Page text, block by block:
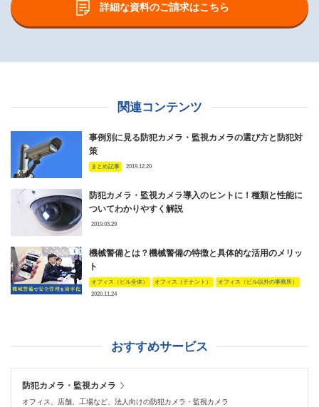
詳細な資料のご請求はこちら
関連コンテンツ
事例別に見る防犯カメラ・監視カメラの選び方と防犯対
策
まとめ記事 2019.12.20
防犯カメラ・監視カメラ導入のヒントに！種類と性能に
ついてわかりやすく解説
2019.03.29
機械警備とは？機械警備の特徴と具体的な活用のメリッ
ト
オフィス（ビル全体） オフィス（テナント）
オフィス（ビル以外の事務所）
2020.11.24
おすすめサービス
防犯カメラ・監視カメラ
オフィス、店舗、工場など、法人向けの防犯カメラ・監視カメラ